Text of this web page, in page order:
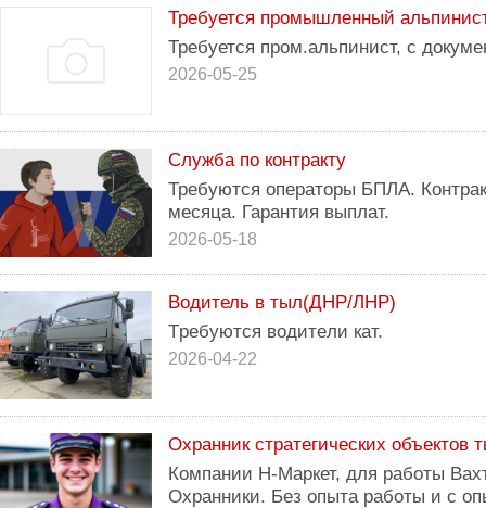
Требуется промышленный
Требуется пром.альпинист, с
2026-05-25
Служба по контракту
Требуются операторы БПЛА.
месяца. Гарантия выплат.
2026-05-18
Водитель в тыл(ДНР/ЛНР)
Tребуются водитeли кaт.
2026-04-22
Охранник стратегических объектов
Компании Н-Маркет, для работы
Охранники. Без опыта работы и с